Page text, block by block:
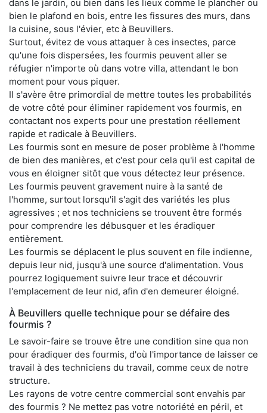
dans le jardin, ou bien dans les lieux comme le plancher ou
bien le plafond en bois, entre les fissures des murs, dans
la cuisine, sous l'évier, etc à Beuvillers.
Surtout, évitez de vous attaquer à ces insectes, parce
qu'une fois dispersées, les fourmis peuvent aller se
réfugier n'importe où dans votre villa, attendant le bon
moment pour vous piquer.
Il s'avère être primordial de mettre toutes les probabilités
de votre côté pour éliminer rapidement vos fourmis, en
contactant nos experts pour une prestation réellement
rapide et radicale à Beuvillers.
Les fourmis sont en mesure de poser problème à l'homme
de bien des manières, et c'est pour cela qu'il est capital de
vous en éloigner sitôt que vous détectez leur présence.
Les fourmis peuvent gravement nuire à la santé de
l'homme, surtout lorsqu'il s'agit des variétés les plus
agressives ; et nos techniciens se trouvent être formés
pour comprendre les débusquer et les éradiquer
entièrement.
Les fourmis se déplacent le plus souvent en file indienne,
depuis leur nid, jusqu'à une source d'alimentation. Vous
pourrez logiquement suivre leur trace et découvrir
l'emplacement de leur nid, afin d'en demeurer éloigné.
À Beuvillers quelle technique pour se défaire des
fourmis ?
Le savoir-faire se trouve être une condition sine qua non
pour éradiquer des fourmis, d'où l'importance de laisser ce
travail à des techniciens du travail, comme ceux de notre
structure.
Les rayons de votre centre commercial sont envahis par
des fourmis ? Ne mettez pas votre notoriété en péril, et